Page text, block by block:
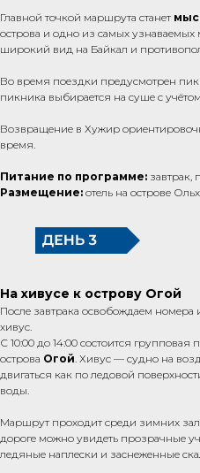
Главной точкой маршрута станетмыс
острова и одно из самых узнаваемых
широкий вид на Байкал и
Во время поездки предусмотрен
пикника выбирается на суше с
Возвращение в Хужир
время.
Питание по программе: завтрак,
Размещение: отель на острове
На хивусе к острову Огой
После завтрака освобождаем номера
хивус.
С 10:00 до 14:00 состоится групповая
острова Огой. Хивус — судно на
двигаться как по ледовой
воды.
Маршрут проходит среди зимних
дороге можно увидеть прозрачные
ледяные наплески и заснеженные